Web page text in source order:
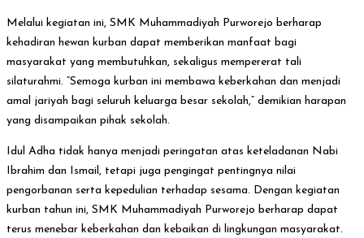
Melalui kegiatan ini, SMK Muhammadiyah Purworejo berharap
kehadiran hewan kurban dapat memberikan manfaat bagi
masyarakat yang membutuhkan, sekaligus mempererat tali
silaturahmi. “Semoga kurban ini membawa keberkahan dan menjadi
amal jariyah bagi seluruh keluarga besar sekolah,” demikian harapan
yang disampaikan pihak sekolah.
Idul Adha tidak hanya menjadi peringatan atas keteladanan Nabi
Ibrahim dan Ismail, tetapi juga pengingat pentingnya nilai
pengorbanan serta kepedulian terhadap sesama. Dengan kegiatan
kurban tahun ini, SMK Muhammadiyah Purworejo berharap dapat
terus menebar keberkahan dan kebaikan di lingkungan masyarakat.